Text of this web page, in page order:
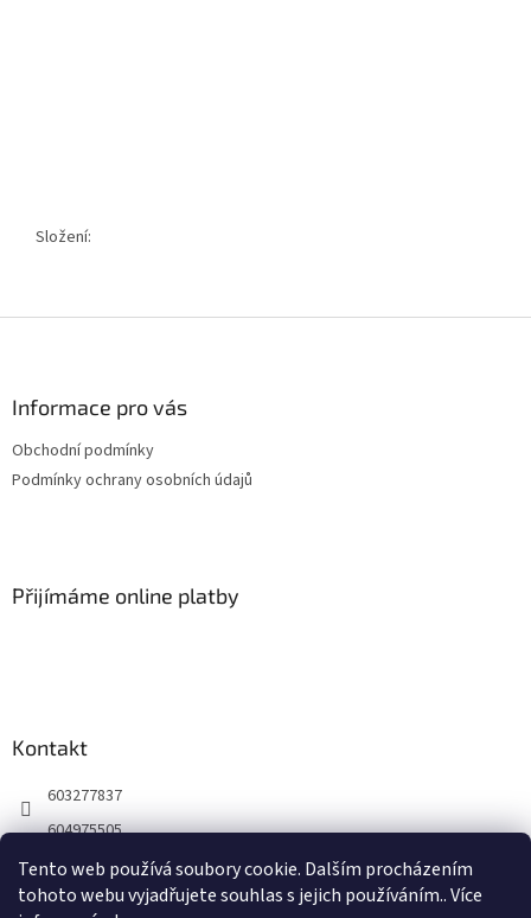
Tento web používá soubory cookie. Dalším procházením
tohoto webu vyjadřujete souhlas s jejich používáním.. Více
Složení:
Informace pro vás
Obchodní podmínky
Podmínky ochrany osobních údajů
Přijímáme online platby
Kontakt
603277837
604975505
https://www.facebook.com/profile.php?id=61565939862715
propapouska?igsh=mws5dzy4amzqmxlqeg%3d%3d